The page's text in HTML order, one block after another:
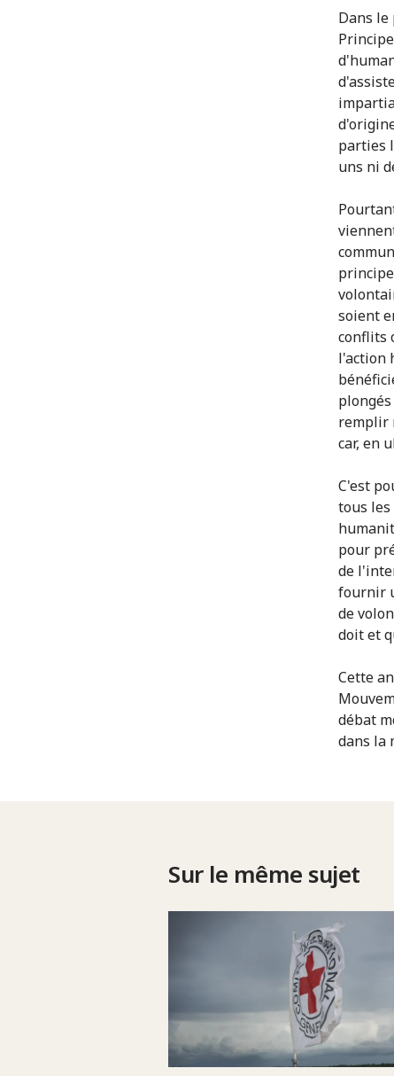
Dans
parties
uns ni
soient
conflits
l'action
remplir
car, en
C'est
tous
pour
de
fournir
de
doit et
Cette
débat
dans la
Sur le même sujet